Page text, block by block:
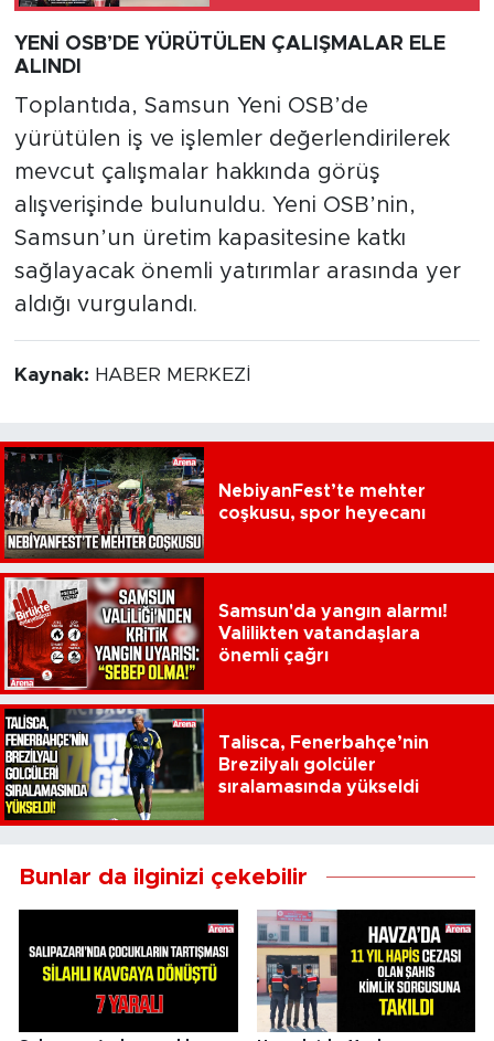
YENİ OSB’DE YÜRÜTÜLEN ÇALIŞMALAR ELE
ALINDI
Toplantıda, Samsun Yeni OSB’de
yürütülen iş ve işlemler değerlendirilerek
mevcut çalışmalar hakkında görüş
alışverişinde bulunuldu. Yeni OSB’nin,
Samsun’un üretim kapasitesine katkı
sağlayacak önemli yatırımlar arasında yer
aldığı vurgulandı.
Kaynak: HABER MERKEZİ
NebiyanFest’te mehter
coşkusu, spor heyecanı
Samsun'da yangın alarmı!
Valilikten vatandaşlara
önemli çağrı
Talisca, Fenerbahçe’nin
Brezilyalı golcüler
sıralamasında yükseldi
Bunlar da ilginizi çekebilir